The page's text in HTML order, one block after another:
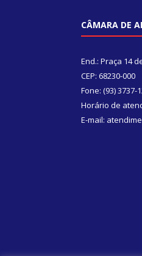
CÂMARA DE
End.: Praça 14
CEP: 68230-000
Fone: (93) 3737-
Horário de
E-mail: